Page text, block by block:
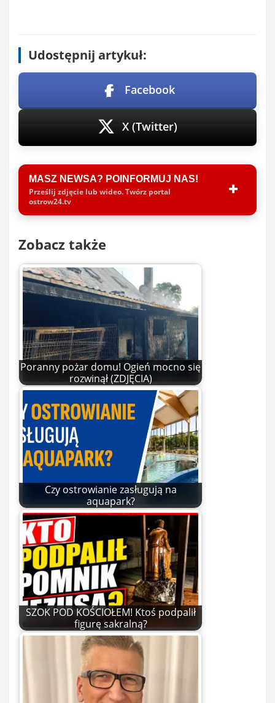
Udostępnij artykuł:
Facebook
X (Twitter)
MASZ NEWSA? POINFORMUJ NAS!
Prześlij zdjęcie lub wideo. Twórz portal
ostrow24.tv
Zobacz także
Poranny pożar domu! Ogień mocno się
rozwinął (ZDJĘCIA)
Czy ostrowianie zasługują na
aquapark?
SZOK POD KOŚCIOŁEM! Ktoś podpalił
figurę sakralną?